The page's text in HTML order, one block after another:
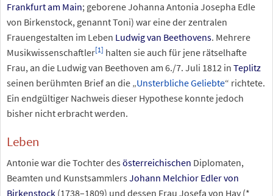
Frankfurt am Main; geborene Johanna Antonia Josepha Edle
von Birkenstock, genannt Toni) war eine der zentralen
Frauengestalten im Leben Ludwig van Beethovens. Mehrere
Musikwissenschaftler[1] halten sie auch für jene rätselhafte
Frau, an die Ludwig van Beethoven am 6./7. Juli 1812 in Teplitz
seinen berühmten Brief an die „Unsterbliche Geliebte“ richtete.
Ein endgültiger Nachweis dieser Hypothese konnte jedoch
bisher nicht erbracht werden.
Leben
Antonie war die Tochter des österreichischen Diplomaten,
Beamten und Kunstsammlers Johann Melchior Edler von
Birkenstock (1738–1809) und dessen Frau Josefa von Hay (*